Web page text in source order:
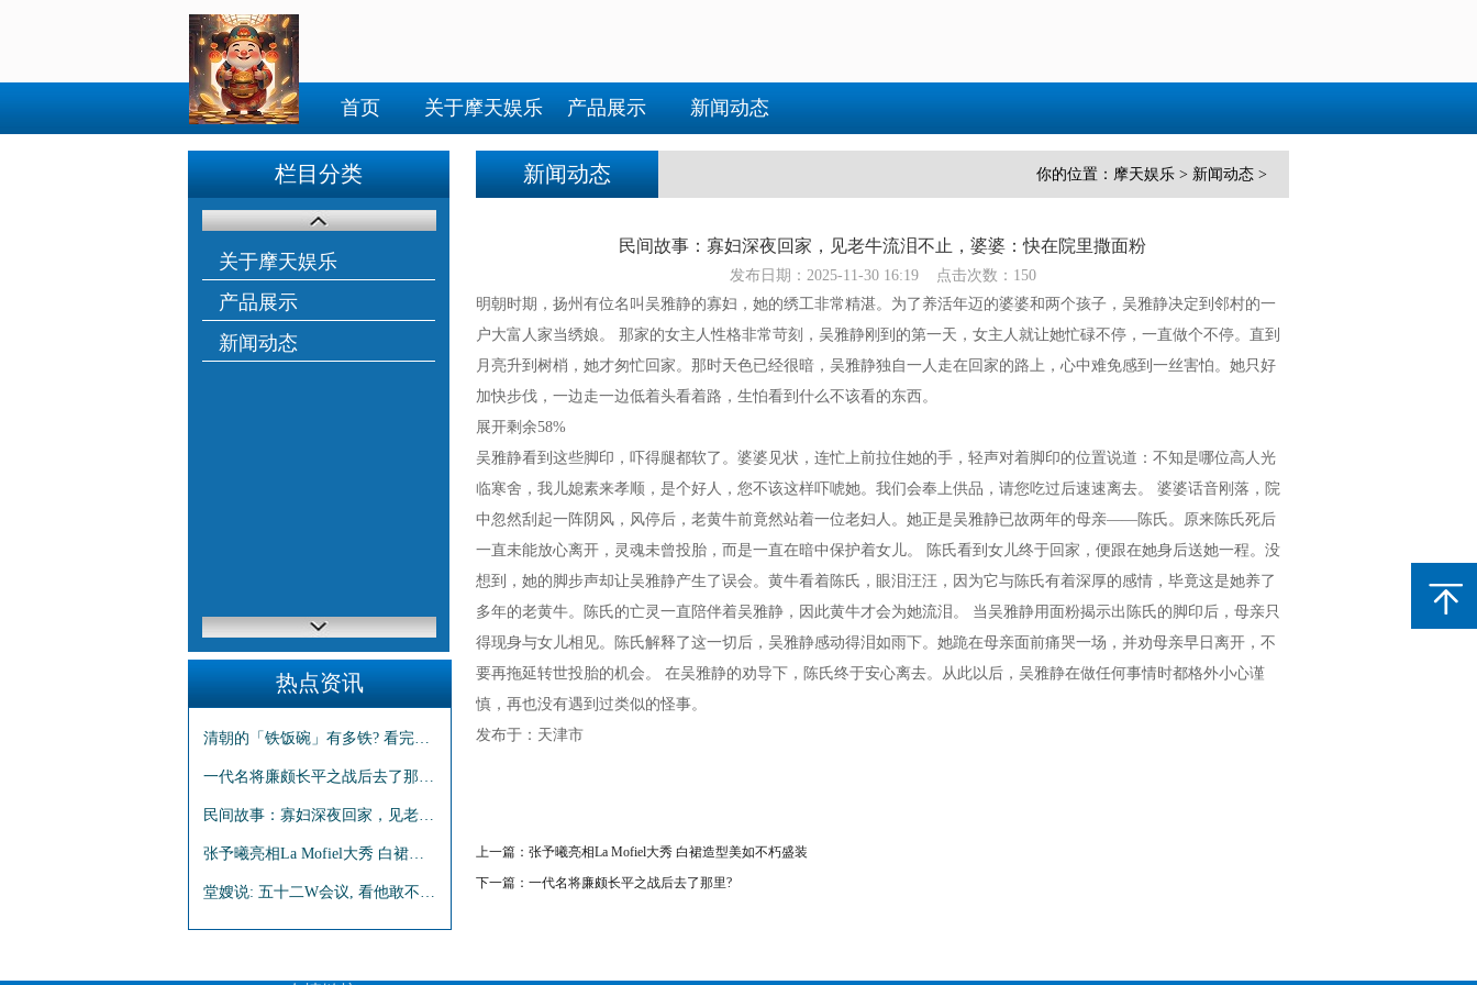
首页 关于摩天娱乐 产品展示 新闻动态
栏目分类
关于摩天娱乐
产品展示
新闻动态
热点资讯
清朝的「铁饭碗」有多铁? 看完八旗子弟
一代名将廉颇长平之战后去了那里?
民间故事：寡妇深夜回家，见老牛流泪不
张予曦亮相La Mofiel大秀 白裙造型美如不朽
堂嫂说: 五十二W会议, 看他敢不敢去开,
新闻动态 你的位置： 摩天娱乐 > 新闻动态 >
民间故事：寡妇深夜回家，见老牛流泪不止，婆婆：快在院里撒面粉
发布日期：2025-11-30 16:19 点击次数：150
明朝时期，扬州有位名叫吴雅静的寡妇，她的绣工非常精湛。为了养活年迈的婆婆和两个孩子，吴雅静决定到邻村的一
户大富人家当绣娘。 那家的女主人性格非常苛刻，吴雅静刚到的第一天，女主人就让她忙碌不停，一直做个不停。直到
月亮升到树梢，她才匆忙回家。那时天色已经很暗，吴雅静独自一人走在回家的路上，心中难免感到一丝害怕。她只好
加快步伐，一边走一边低着头看着路，生怕看到什么不该看的东西。
展开剩余58%
吴雅静看到这些脚印，吓得腿都软了。婆婆见状，连忙上前拉住她的手，轻声对着脚印的位置说道：不知是哪位高人光
临寒舍，我儿媳素来孝顺，是个好人，您不该这样吓唬她。我们会奉上供品，请您吃过后速速离去。 婆婆话音刚落，院
中忽然刮起一阵阴风，风停后，老黄牛前竟然站着一位老妇人。她正是吴雅静已故两年的母亲——陈氏。原来陈氏死后
一直未能放心离开，灵魂未曾投胎，而是一直在暗中保护着女儿。 陈氏看到女儿终于回家，便跟在她身后送她一程。没
想到，她的脚步声却让吴雅静产生了误会。黄牛看着陈氏，眼泪汪汪，因为它与陈氏有着深厚的感情，毕竟这是她养了
多年的老黄牛。陈氏的亡灵一直陪伴着吴雅静，因此黄牛才会为她流泪。 当吴雅静用面粉揭示出陈氏的脚印后，母亲只
得现身与女儿相见。陈氏解释了这一切后，吴雅静感动得泪如雨下。她跪在母亲面前痛哭一场，并劝母亲早日离开，不
要再拖延转世投胎的机会。 在吴雅静的劝导下，陈氏终于安心离去。从此以后，吴雅静在做任何事情时都格外小心谨
慎，再也没有遇到过类似的怪事。
发布于：天津市
上一篇： 张予曦亮相La Mofiel大秀 白裙造型美如不朽盛装
下一篇： 一代名将廉颇长平之战后去了那里?